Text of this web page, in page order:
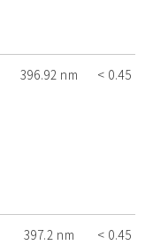
396.92 nm < 0.45
397.2 nm < 0.45